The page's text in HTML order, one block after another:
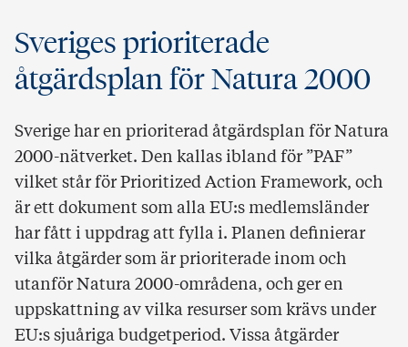
Sveriges prioriterade
åtgärdsplan för Natura 2000
Sverige har en prioriterad åtgärdsplan för Natura
2000-nätverket. Den kallas ibland för ”PAF”
vilket står för Prioritized Action Framework, och
är ett dokument som alla EU:s medlemsländer
har fått i uppdrag att fylla i. Planen definierar
vilka åtgärder som är prioriterade inom och
utanför Natura 2000-områdena, och ger en
uppskattning av vilka resurser som krävs under
EU:s sjuåriga budgetperiod. Vissa åtgärder